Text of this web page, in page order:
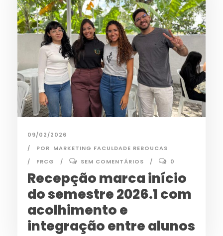
09/02/2026
POR MARKETING FACULDADE REBOUCAS
FRCG
SEM COMENTÁRIOS 0
Recepção marca início
do semestre 2026.1 com
acolhimento e
integração entre alunos